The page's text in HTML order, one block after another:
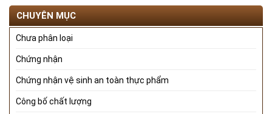
CHUYÊN MỤC
Chưa phân loại
Chứng nhận
Chứng nhận vệ sinh an toàn thực phẩm
Công bố chất lượng